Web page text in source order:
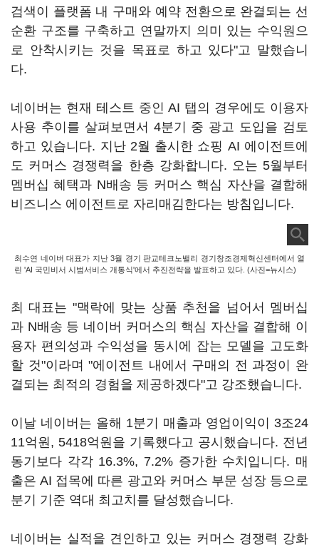
검색이 플랫폼 내 구매와 예약 전환으로 완결되는 선
순환 구조를 구축하고 연말까지 의미 있는 수익원으
로 안착시키는 것을 목표로 하고 있다"고 말했습니
다.
네이버는 현재 테스트 중인 AI 탭의 경우에도 이용자
사용 추이를 살펴보면서 4분기 중 광고 도입을 검토
하고 있습니다. 지난 2월 출시한 쇼핑 AI 에이전트에
도 커머스 경쟁력을 한층 강화합니다. 오는 5월부터
멤버십 혜택과 N배송 등 커머스 핵심 자산을 결합해
비즈니스 에이전트로 자리매김한다는 방침입니다.
최수연 네이버 대표가 지난 3월 경기 판교테크노밸리 경기창조경제혁신센터에서 열
린 'AI 국민비서 시범서비스 개통식'에서 추진전략을 발표하고 있다. (사진=뉴시스)
최 대표는 "맥락에 맞는 상품 추천을 넘어서 멤버십
과 N배송 등 네이버 커머스의 핵심 자산을 결합해 이
용자 편의성과 수익성을 동시에 잡는 모델을 고도화
할 것"이라며 "에이전트 내에서 구매의 전 과정이 완
결되는 최적의 경험을 제공하겠다"고 강조했습니다.
이날 네이버는 올해 1분기 매출과 영업이익이 3조24
11억원, 5418억원을 기록했다고 공시했습니다. 전년
동기보다 각각 16.3%, 7.2% 증가한 수치입니다. 매
출은 AI 접목에 따른 광고와 커머스 부문 성장 등으로
분기 기준 역대 최고치를 달성했습니다.
네이버는 실적을 견인하고 있는 커머스 경쟁력 강화